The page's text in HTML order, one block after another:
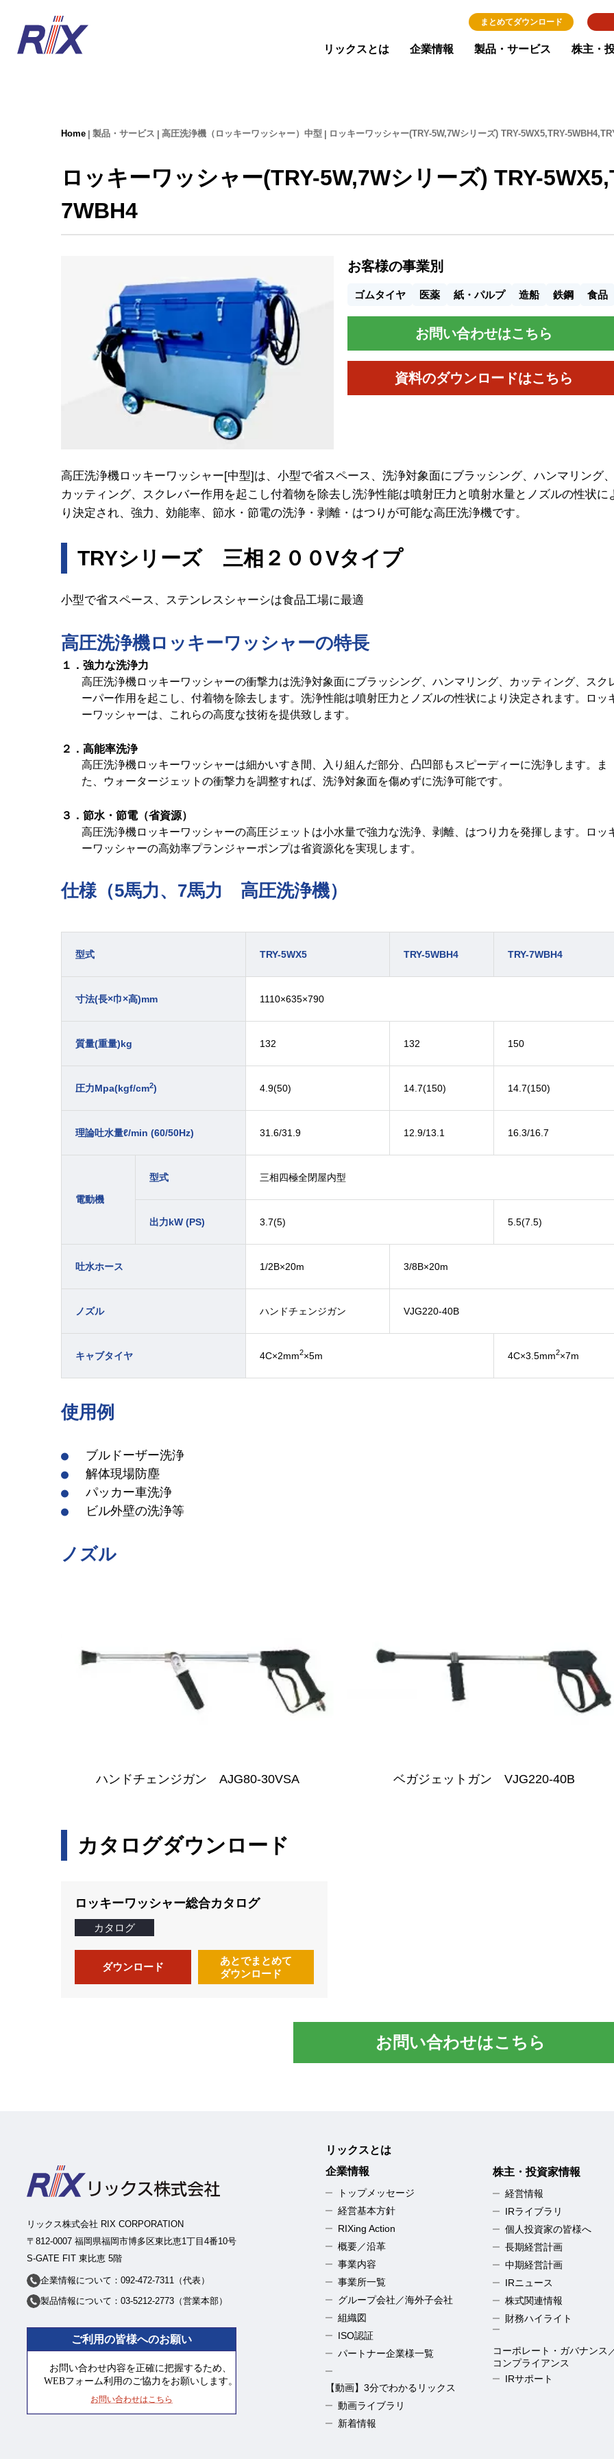
まとめてダウンロード
リックスとは 企業情報 製品・サービス 株主・
Home 製品・サービス 高圧洗浄機（ロッキーワッシャー）中型 ロッキーワッシャー(TRY-5W,7Wシリーズ) TRY-5WX5,TRY-
ロッキーワッシャー(TRY-5W,7Wシリーズ) TRY-
7WBH4
お客様の事業別
ゴムタイヤ 医薬 紙・パルプ 造船 鉄鋼 食品
お問い合わせはこちら
資料のダウンロードはこちら
高圧洗浄機ロッキーワッシャー[中型]は、小型で省スペース、洗浄対象面にブラッシング、ハンマリング、
カッティング、スクレバー作用を起こし付着物を除去し洗浄性能は噴射圧力と噴射水量とノズルの性状に
り決定され、強力、効能率、節水・節電の洗浄・剥離・はつりが可能な高圧洗浄機です。
TRYシリーズ 三相２００Vタイプ
小型で省スペース、ステンレスシャーシは食品工場に最適
高圧洗浄機ロッキーワッシャーの特長
１．強力な洗浄力
高圧洗浄機ロッキーワッシャーの衝撃力は洗浄対象面にブラッシング、ハンマリング、カッティング、スク
ーパー作用を起こし、付着物を除去します。洗浄性能は噴射圧力とノズルの性状により決定されます。ロッ
ーワッシャーは、これらの高度な技術を提供致します。
２．高能率洗浄
高圧洗浄機ロッキーワッシャーは細かいすき間、入り組んだ部分、凸凹部もスピーディーに洗浄します。ま
た、ウォータージェットの衝撃力を調整すれば、洗浄対象面を傷めずに洗浄可能です。
３．節水・節電（省資源）
高圧洗浄機ロッキーワッシャーの高圧ジェットは小水量で強力な洗浄、剥離、はつり力を発揮します。ロッ
ーワッシャーの高効率プランジャーポンプは省資源化を実現します。
仕様（5馬力、7馬力 高圧洗浄機）
型式 TRY-5WX5 TRY-5WBH4 TRY-7WBH4
寸法(長×巾×高)mm 1110×635×790
質量(重量)kg 132 132 150
圧力Mpa(kgf/cm2) 4.9(50) 14.7(150) 14.7(150)
理論吐水量ℓ/min (60/50Hz) 31.6/31.9 12.9/13.1 16.3/16.7
電動機
型式 三相四極全閉屋内型
出力kW (PS) 3.7(5) 5.5(7.5)
吐水ホース 1/2B×20m 3/8B×20m
ノズル ハンドチェンジガン VJG220-40B
キャブタイヤ 4C×2mm2×5m 4C×3.5mm2×7m
使用例
ブルドーザー洗浄
解体現場防塵
パッカー車洗浄
ビル外壁の洗浄等
ノズル
ハンドチェンジガン AJG80-30VSA ベガジェットガン VJG220-40B
カタログダウンロード
ロッキーワッシャー総合カタログ
カタログ
ダウンロード
あとでまとめて
ダウンロード
お問い合わせはこちら
リックス株式会社 RIX CORPORATION
〒812-0007 福岡県福岡市博多区東比恵1丁目4番10号
S-GATE FIT 東比恵 5階
企業情報について：092-472-7311（代表）
製品情報について：03-5212-2773（営業本部）
リックスとは
企業情報
トップメッセージ
経営基本方針
RIXing Action
概要／沿革
事業内容
事業所一覧
グループ会社／海外子会社
組織図
ISO認証
パートナー企業様一覧
【動画】3分でわかるリックス
動画ライブラリ
新着情報
株主・投資家情報
経営情報
IRライブラリ
個人投資家の皆様へ
長期経営計画
中期経営計画
IRニュース
株式関連情報
財務ハイライト
コーポレート・ガバナンス
コンプライアンス
IRサポート